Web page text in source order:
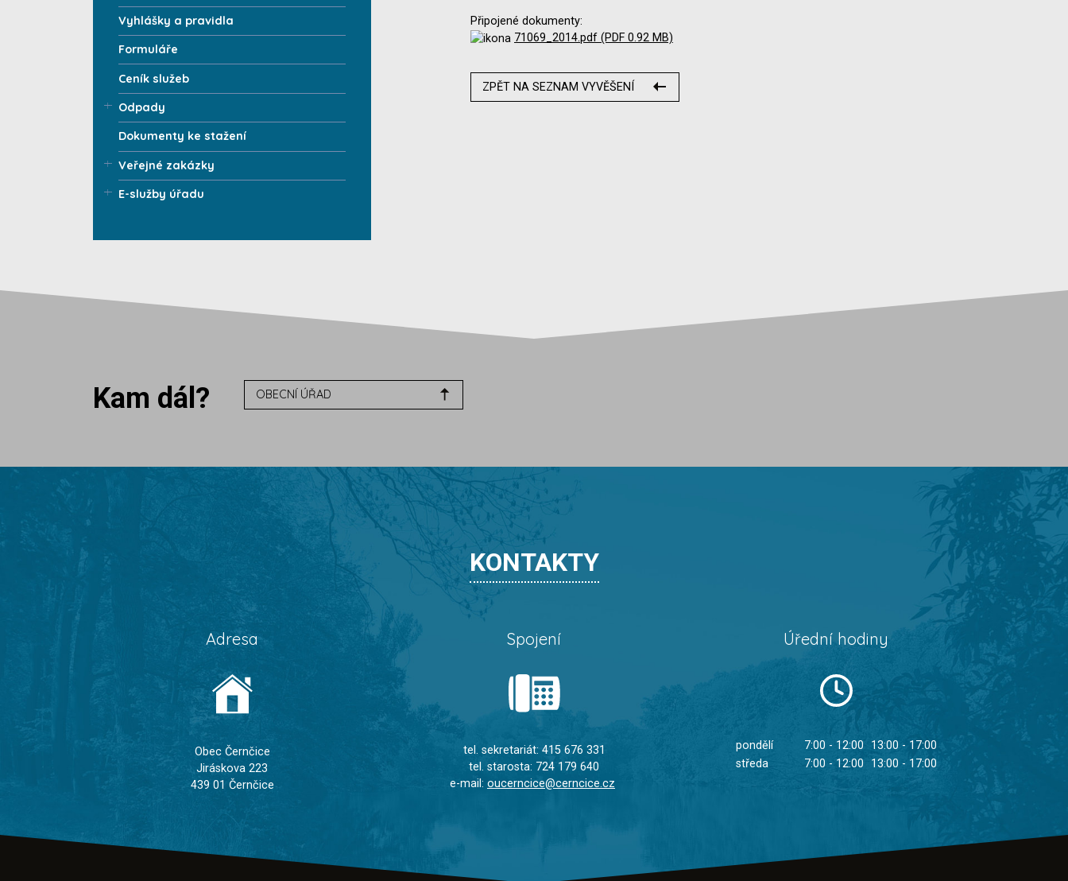
Připojené dokumenty:
71069_2014.pdf (PDF 0.92 MB)
ZPĚT NA SEZNAM VYVĚŠENÍ
Vyhlášky a pravidla
Formuláře
Ceník služeb
Odpady
Dokumenty ke stažení
Veřejné zakázky
E-služby úřadu
Kam dál? OBECNÍ ÚŘAD
KONTAKTY
Adresa
Obec Černčice
Jiráskova 223
439 01 Černčice
Spojení
tel. sekretariát: 415 676 331
tel. starosta: 724 179 640
e-mail: oucerncice@cerncice.cz
Úřední hodiny
pondělí 7:00 - 12:00
13:00 - 17:00
středa
7:00 - 12:00 13:00 - 17:00